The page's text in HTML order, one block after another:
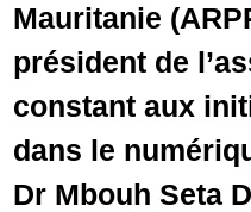
Mauritanie
président de
constant aux
dans le
Dr Mbouh Seta